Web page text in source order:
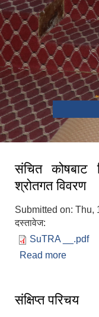
संचित कोषबाट
श्रोतगत विवरण
Submitted on: Thu,
दस्तावेज:
SuTRA __.pdf
Read more
संक्षिप्त परिचय